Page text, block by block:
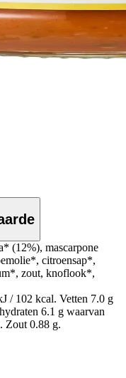
(12%), mascarpone
citroensap*,
zout, knoflook*,
/ 102 kcal. Vetten 7.0 g
6.1 g waarvan
Zout 0.88 g.